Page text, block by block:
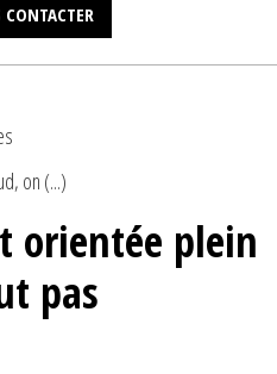
on (...)
orientée plein
pas